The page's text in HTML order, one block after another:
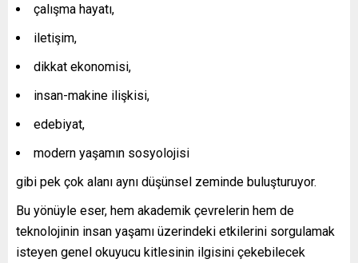
çalışma hayatı,
iletişim,
dikkat ekonomisi,
insan-makine ilişkisi,
edebiyat,
modern yaşamın sosyolojisi
gibi pek çok alanı aynı düşünsel zeminde buluşturuyor.
Bu yönüyle eser, hem akademik çevrelerin hem de
teknolojinin insan yaşamı üzerindeki etkilerini sorgulamak
isteyen genel okuyucu kitlesinin ilgisini çekebilecek